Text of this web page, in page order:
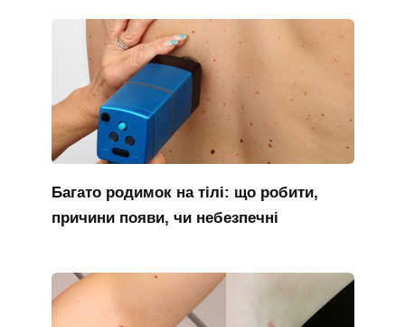
Багато родимок на тілі: що робити,
причини появи, чи небезпечні